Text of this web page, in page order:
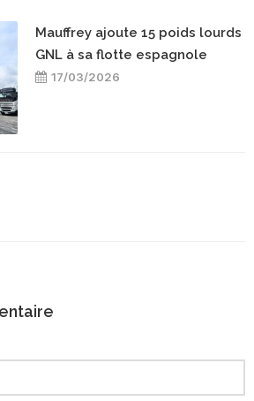
Mauffrey ajoute 15 poids lourds
GNL à sa flotte espagnole
17/03/2026